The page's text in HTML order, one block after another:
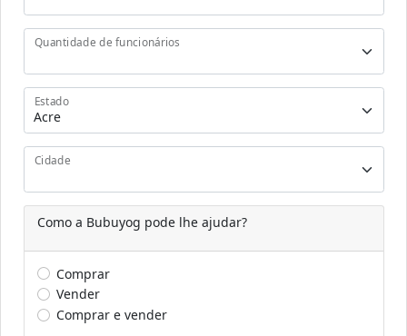
Quantidade de funcionários
Estado
Cidade
Como a Bubuyog pode lhe ajudar?
Comprar
Vender
Comprar e vender